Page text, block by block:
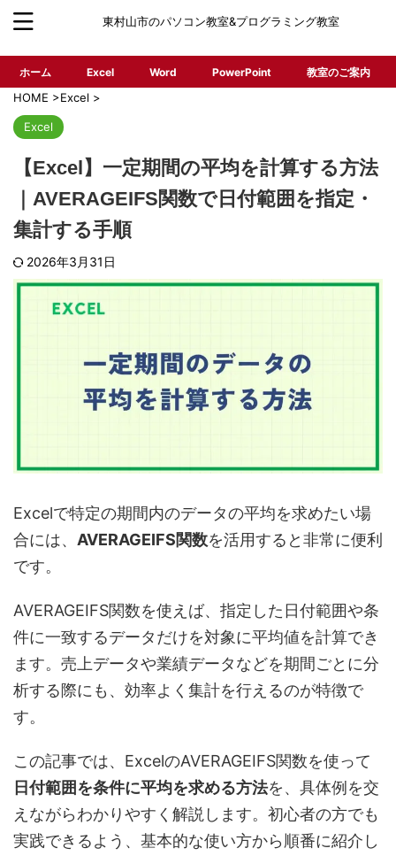
東村山市のパソコン教室&プログラミング教室
ホーム Excel Word PowerPoint 教室のご案内
HOME >Excel >
Excel
【Excel】一定期間の平均を計算する方法
｜AVERAGEIFS関数で日付範囲を指定・
集計する手順
2026年3月31日
Excelで特定の期間内のデータの平均を求めたい場
合には、 AVERAGEIFS関数を活用すると非常に便利
です。
AVERAGEIFS関数を使えば、指定した日付範囲や条
件に一致するデータだけを対象に平均値を計算でき
ます。売上データや業績データなどを期間ごとに分
析する際にも、効率よく集計を行えるのが特徴で
す。
この記事では、ExcelのAVERAGEIFS関数を使って
日付範囲を条件に平均を求める方法を、具体例を交
えながらわかりやすく解説します。初心者の方でも
実践できるよう、基本的な使い方から順番に紹介し